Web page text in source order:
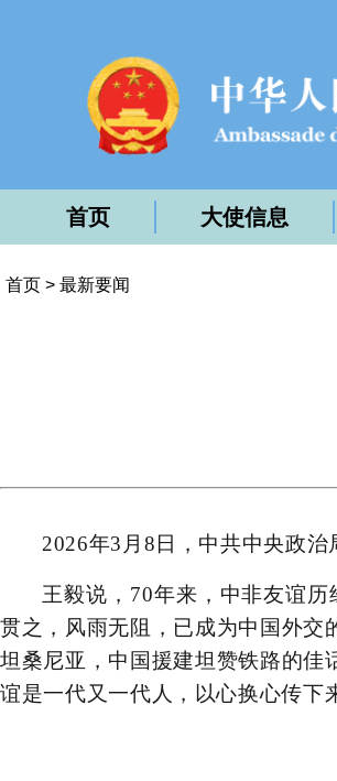
首页 大使信息
首页 > 最新要闻
2026年3月8日，中共中央政
王毅说，70年来，中非友谊
贯之，风雨无阻，已成为中国外交
坦桑尼亚，中国援建坦赞铁路的佳
谊是一代又一代人，以心换心传下